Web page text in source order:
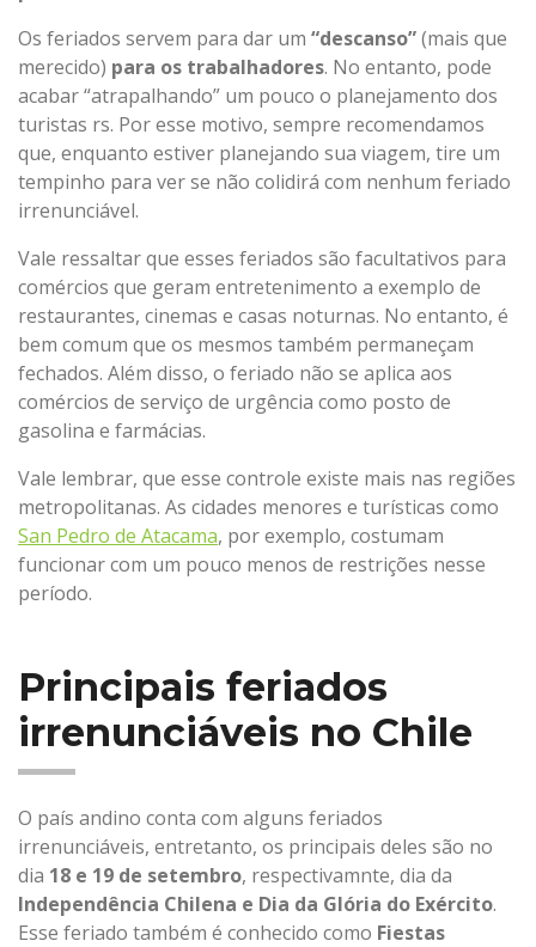
Os feriados servem para dar um “descanso”(mais que
merecido) para os trabalhadores. No entanto, pode
acabar “atrapalhando” um pouco o planejamento dos
turistas rs. Por esse motivo, sempre recomendamos
que, enquanto estiver planejando sua viagem, tire um
tempinho para ver se não colidirá com nenhum feriado
irrenunciável.
Vale ressaltar que esses feriados são facultativos para
comércios que geram entretenimento a exemplo de
restaurantes, cinemas e casas noturnas. No entanto, é
bem comum que os mesmos também permaneçam
fechados. Além disso, o feriado não se aplica aos
comércios de serviço de urgência como posto de
gasolina e farmácias.
Vale lembrar, que esse controle existe mais nas regiões
metropolitanas. As cidades menores e turísticas como
San Pedro de Atacama, por exemplo, costumam
funcionar com um pouco menos de restrições nesse
período.
Principais feriados
irrenunciáveis no Chile
O país andino conta com alguns feriados
irrenunciáveis, entretanto, os principais deles são no
dia 18 e 19 de setembro, respectivamnte, dia da
Independência Chilena e Dia da Glória do Exército.
Esse feriado também é conhecido como Fiestas